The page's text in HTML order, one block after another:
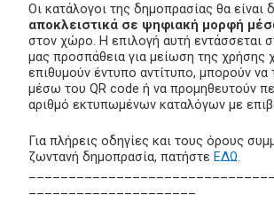
Οι κατάλογοι της δημοπρασίας θα είναι
αποκλειστικά σε ψηφιακή μορφή
στον χώρο. Η επιλογή αυτή εντάσσεται
μας προσπάθεια για μείωση της χρήσης
επιθυμούν έντυπο αντίτυπο, μπορούν
μέσω του QR code ή να προμηθευτούν
αριθμό εκτυπωμένων καταλόγων με
Για πλήρεις οδηγίες και τους όρους
ζωντανή δημοπρασία, πατήστε ΕΔΩ.